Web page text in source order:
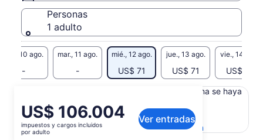
Personas
1 adulto
lun., 10 ago.
-
mar., 11 ago.
-
mié., 12 ago.
US$ 71
jue., 13 ago.
US$ 71
vie., 14 ago.
US$ 71
El
precio
es
US$ 106.004
impuestos y cargos incluidos
por adulto
Ver entradas
Es posible que el contenido de esta página se haya
Ver el texto original (inglés)
Enviar comentarios sobre esta traducciónSe